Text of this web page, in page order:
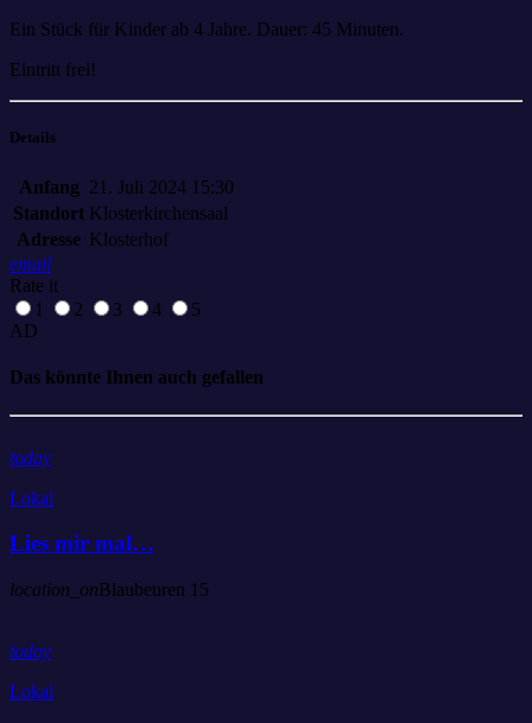
Ein Stück für Kinder ab 4 Jahre. Dauer: 45 Minuten.
Eintritt frei!
Details
Anfang 21. Juli 2024 15:30
Standort Klosterkirchensaal
Adresse Klosterhof
email
Rate it
1
2 3 4
5
AD
Das könnte Ihnen auch gefallen
today
Lokal
Lies mir mal…
location_onBlaubeuren 15
today
Lokal